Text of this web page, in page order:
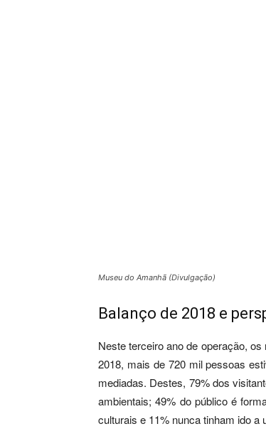
Museu do Amanhã (Divulgação)
Balanço de 2018 e
Neste terceiro ano de operação,
2018, mais de 720 mil pessoas
mediadas. Destes, 79% dos
ambientais; 49% do público é
culturais e 11% nunca tinham ido a